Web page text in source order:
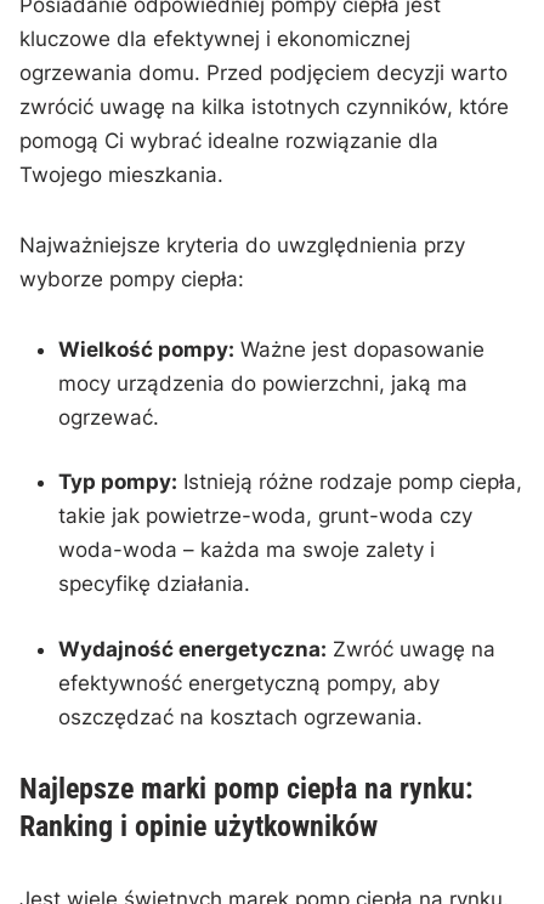
kluczowe dla efektywnej i ekonomicznej‌
ogrzewania ⁣domu. Przed ⁣podjęciem decyzji warto
zwrócić uwagę na kilka istotnych czynników, które​
pomogą Ci wybrać idealne rozwiązanie ⁢dla
Twojego‌ mieszkania.
Najważniejsze kryteria do uwzględnienia przy
wyborze pompy ciepła:
Wielkość pompy: Ważne‍ jest​ dopasowanie
mocy⁤ urządzenia do ‌powierzchni, ⁣jaką ma
ogrzewać.
Typ ‍pompy: Istnieją różne rodzaje pomp ciepła,⁢
takie jak powietrze-woda, grunt-woda czy
woda-woda – każda ⁢ma swoje⁣ zalety i
specyfikę działania.
Wydajność‍ energetyczna: Zwróć uwagę na
efektywność energetyczną ⁣pompy, aby
oszczędzać na kosztach ogrzewania.
Najlepsze⁤ marki pomp ciepła na‌ rynku:‌
Ranking i opinie użytkowników
Jest⁣ wiele świetnych marek ‍pomp‌ ciepła ⁢na rynku,